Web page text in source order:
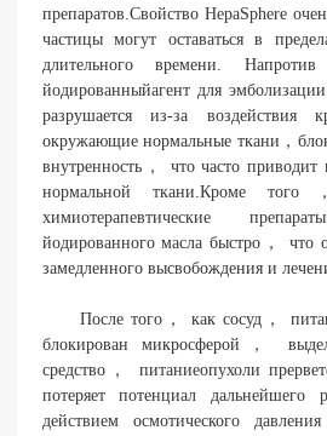
препаратов.Свойство HepaSphere
частицы могут оставаться в
длительного времени.
йодированныйагент для
разрушается из-за воздействия
окружающие нормальные ткани，
внутренность， что часто
нормальной ткани.Кроме того
химиотерапевтические
йодированного масла быстро， что
замедленного высвобождения и
После того， как сосуд，
блокирован микросферой，
средство， питаниеопухоли
потеряет потенциал дальнейшего
действием осмотического